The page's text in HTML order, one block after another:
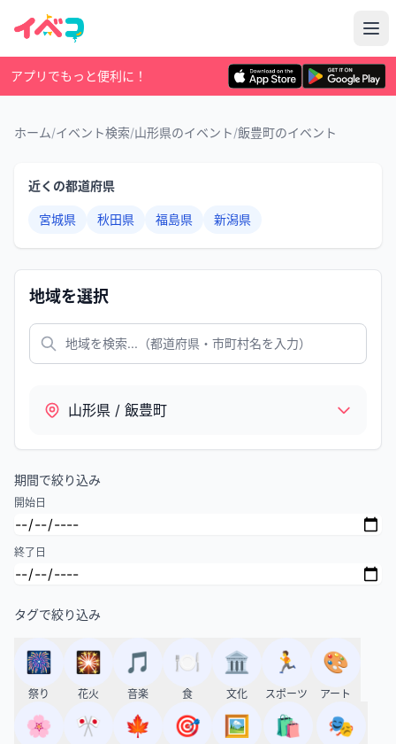
アプリでもっと便利に！
ホーム/イベント検索/山形県のイベント/飯豊町のイベント
近くの都道府県
宮城県 秋田県 福島県 新潟県
地域を選択
山形県 / 飯豊町
期間で絞り込み
開始日
終了日
タグで絞り込み
🎆
祭り
🎇
花火
🎵
音楽
🍽️
食
🏛️
文化
🏃
スポーツ
🎨
アート
🌸 🎌 🍁 🎯 🖼️ 🛍️ 🎭